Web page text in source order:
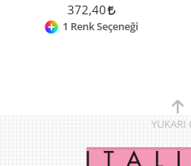
372,40
1 Renk Seçeneği
YUKARI